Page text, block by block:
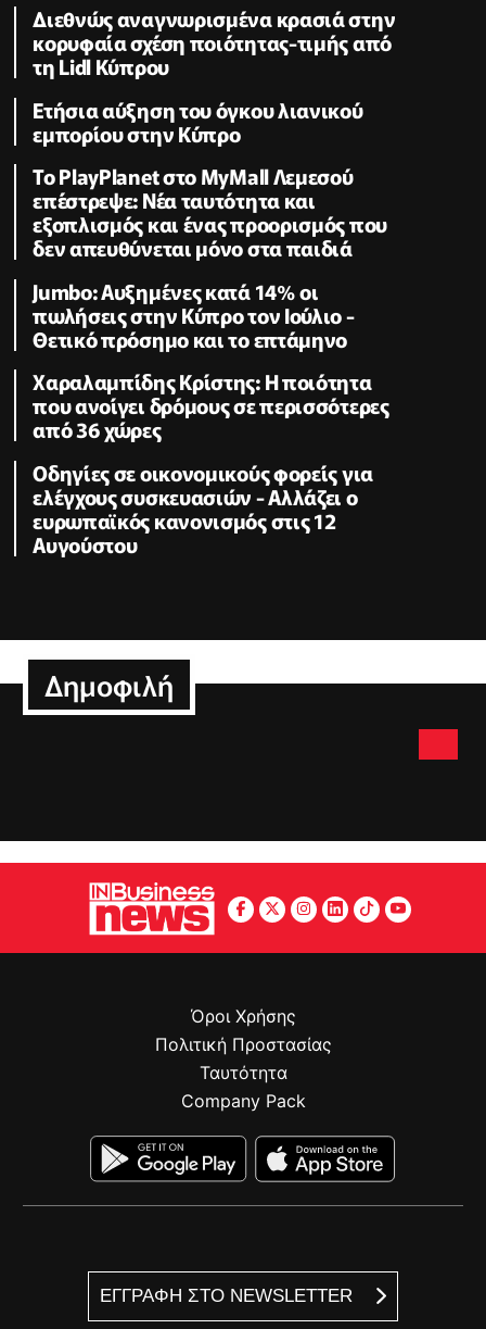
Διεθνώς αναγνωρισμένα κρασιά στην
κορυφαία σχέση ποιότητας-τιμής από
τη Lidl Κύπρου
Ετήσια αύξηση του όγκου λιανικού
εμπορίου στην Κύπρο
Το PlayPlanet στο MyMall Λεμεσού
επέστρεψε: Νέα ταυτότητα και
εξοπλισμός και ένας προορισμός που
δεν απευθύνεται μόνο στα παιδιά
Jumbo: Αυξημένες κατά 14% οι
πωλήσεις στην Κύπρο τον Ιούλιο -
Θετικό πρόσημο και το επτάμηνο
Χαραλαμπίδης Κρίστης: Η ποιότητα
που ανοίγει δρόμους σε περισσότερες
από 36 χώρες
Οδηγίες σε οικονομικούς φορείς για
ελέγχους συσκευασιών - Αλλάζει ο
ευρωπαϊκός κανονισμός στις 12
Αυγούστου
Δημοφιλή
ΕΓΓΡΑΦΗ ΣΤΟ NEWSLETTER
Όροι Χρήσης
Πολιτική Προστασίας
Ταυτότητα
Company Pack